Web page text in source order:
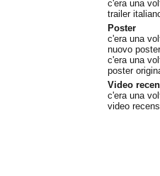
c'era una
trailer
Poster
c'era una
nuovo
c'era una
poster
Video
c'era una
video